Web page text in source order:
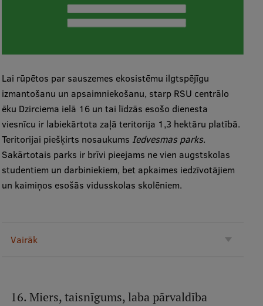
Lai rūpētos par sauszemes ekosistēmu ilgtspējīgu
izmantošanu un apsaimniekošanu, starp RSU centrālo
ēku Dzirciema ielā 16 un tai līdzās esošo dienesta
viesnīcu ir labiekārtota zaļā teritorija 1,3 hektāru platībā.
Teritorijai piešķirts nosaukums Iedvesmas parks.
Sakārtotais parks ir brīvi pieejams ne vien augstskolas
studentiem un darbiniekiem, bet apkaimes iedzīvotājiem
un kaimiņos esošās vidusskolas skolēniem.
Vairāk
16. Miers, taisnīgums, laba pārvaldība